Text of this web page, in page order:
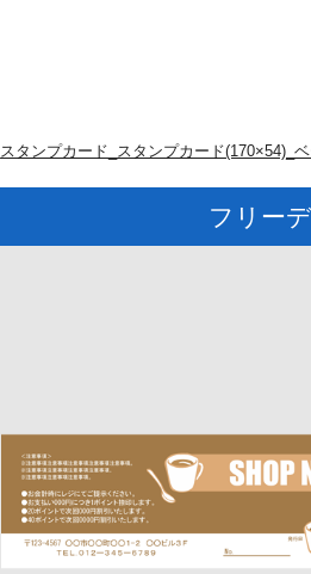
スタンプカード_スタンプカード(170×54)_
フリー